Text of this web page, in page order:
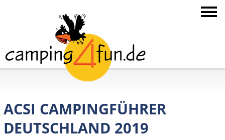
ACSI CAMPINGFÜHRER
DEUTSCHLAND 2019